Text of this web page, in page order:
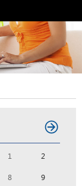
1 2
8 9